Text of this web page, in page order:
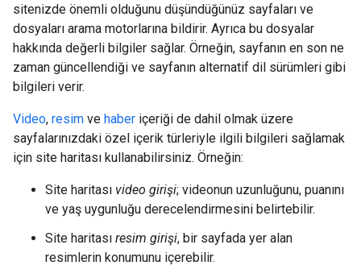
sitenizde önemli olduğunu düşündüğünüz sayfaları ve
dosyaları arama motorlarına bildirir. Ayrıca bu dosyalar
hakkında değerli bilgiler sağlar. Örneğin, sayfanın en son ne
zaman güncellendiği ve sayfanın alternatif dil sürümleri gibi
bilgileri verir.
Video, resim ve haber içeriği de dahil olmak üzere
sayfalarınızdaki özel içerik türleriyle ilgili bilgileri sağlamak
için site haritası kullanabilirsiniz. Örneğin:
Site haritası video girişi; videonun uzunluğunu, puanını
ve yaş uygunluğu derecelendirmesini belirtebilir.
Site haritası resim girişi, bir sayfada yer alan
resimlerin konumunu içerebilir.